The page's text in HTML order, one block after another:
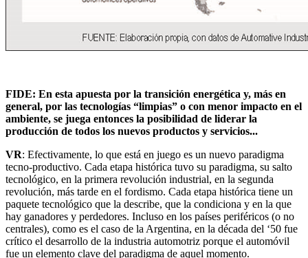
FIDE: En esta apuesta por la transición energética y, más en
general, por las tecnologías “limpias” o con menor impacto en el
ambiente, se juega entonces la posibilidad de liderar la
producción de todos los nuevos productos y servicios...
VR: Efectivamente, lo que está en juego es un nuevo paradigma
tecno-productivo. Cada etapa histórica tuvo su paradigma, su salto
tecnológico, en la primera revolución industrial, en la segunda
revolución, más tarde en el fordismo. Cada etapa histórica tiene un
paquete tecnológico que la describe, que la condiciona y en la que
hay ganadores y perdedores. Incluso en los países periféricos (o no
centrales), como es el caso de la Argentina, en la década del ‘50 fue
crítico el desarrollo de la industria automotriz porque el automóvil
fue un elemento clave del paradigma de aquel momento.